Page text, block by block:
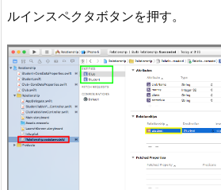
ルインスペクタボタンを押す。